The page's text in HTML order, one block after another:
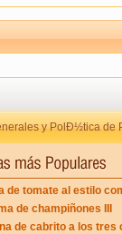
y PolÐ½tica de
de tomate al estilo
de champiñones III
de cabrito a los tres